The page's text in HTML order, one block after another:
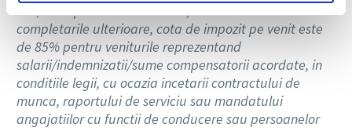
571/2003 privind Codul Fiscal, cu modificarile si
completarile ulterioare, cota de impozit pe venit este
de 85% pentru veniturile reprezentand
salarii/indemnizatii/sume compensatorii acordate, in
conditiile legii, cu ocazia incetarii contractului de
munca, raportului de serviciu sau mandatului
angajatiilor cu functii de conducere sau persoanelor